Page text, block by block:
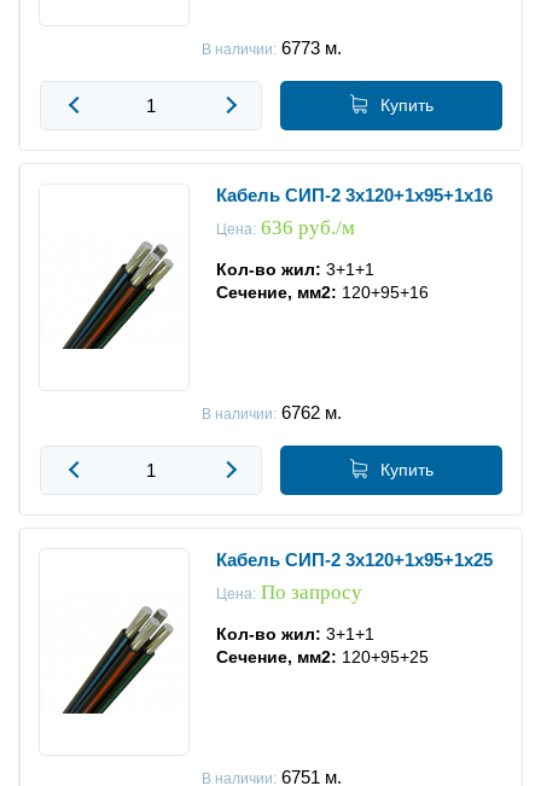
В наличии:6773 м.
Купить
Кабель СИП-2 3x120+1x95+1x16
Цена:636 руб./м
Кол-во жил: 3+1+1
Сечение, мм2: 120+95+16
В наличии:6762 м.
Купить
Кабель СИП-2 3x120+1x95+1x25
Цена:По запросу
Кол-во жил: 3+1+1
Сечение, мм2: 120+95+25
В наличии:6751 м.